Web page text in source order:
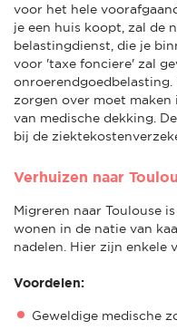
voor het hele
je een huis koopt, zal de
belastingdienst, die je
voor 'taxe fonciere' zal
zorgen over moet
van medische dekking.
bij de
Verhuizen naar
Migreren naar Toulouse
wonen in de natie van
nadelen. Hier zijn enkele
Voordelen:
Geweldige medische